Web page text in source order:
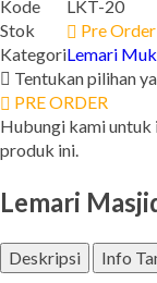
Kode
LKT-20
Stok
Pre Order
KategoriLemari
Tentukan pilihan
PRE ORDER
Hubungi kami untuk
produk ini.
Lemari
Deskripsi Info